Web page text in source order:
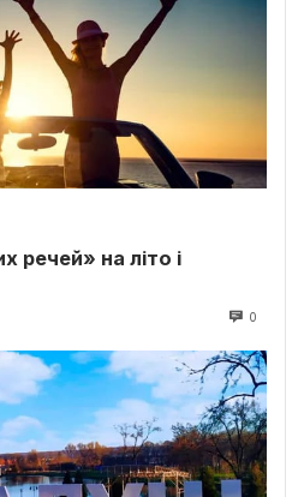
речей» на літо і
0